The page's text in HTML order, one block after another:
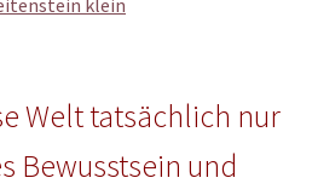
Welt tatsächlich nur
Bewusstsein und